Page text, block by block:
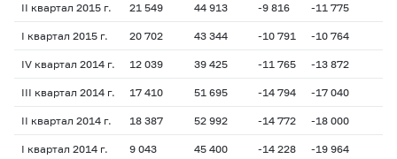
II квартал 2015 г. 21 549 44 913 -9 816 -11 775
I квартал 2015 г. 20 702 43 344 -10 791 -10 764
IV квартал 2014 г. 12 039 39 425 -11 765 -13 872
III квартал 2014 г. 17 410 51 695 -14 794 -17 040
II квартал 2014 г. 18 387 52 992 -14 772 -18 000
I квартал 2014 г. 9 043 45 400 -14 228 -19 964